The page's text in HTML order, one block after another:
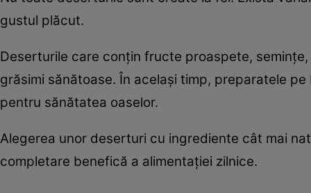
gustul plăcut.
Deserturile care conțin fructe proaspete,
grăsimi sănătoase. În același timp, preparatele
pentru sănătatea oaselor.
Alegerea unor deserturi cu ingrediente cât mai
completare benefică a alimentației zilnice.